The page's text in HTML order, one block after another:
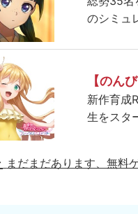
のシミュ
【のん
新作育成
生をスタ
まだまだあります、無料